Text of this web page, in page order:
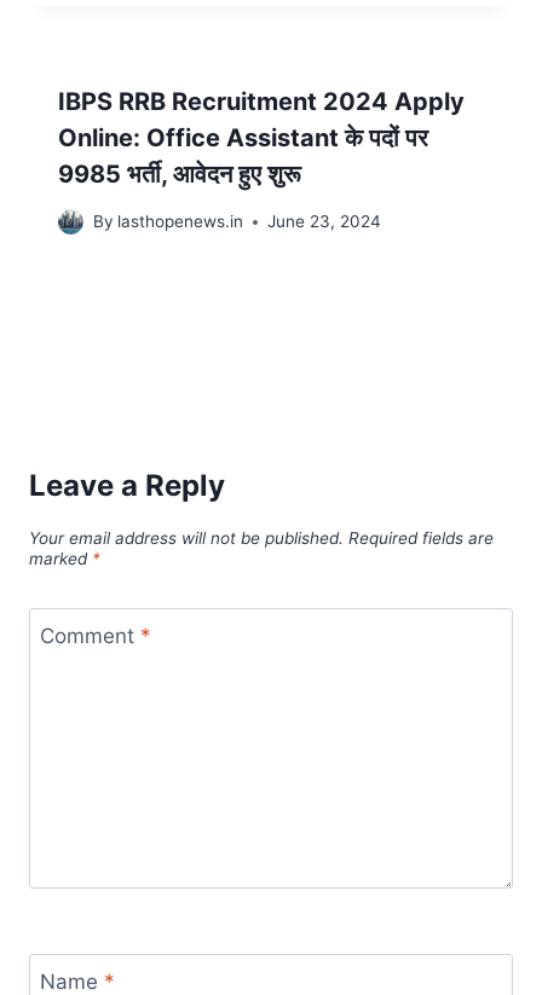
IBPS RRB Recruitment 2024 Apply
Online: Office Assistant के पदों पर
9985 भर्ती, आवेदन हुए शुरू
By lasthopenews.in June 23, 2024
Leave a Reply
Your email address will not be published. Required fields are
marked *
Comment *
Name *